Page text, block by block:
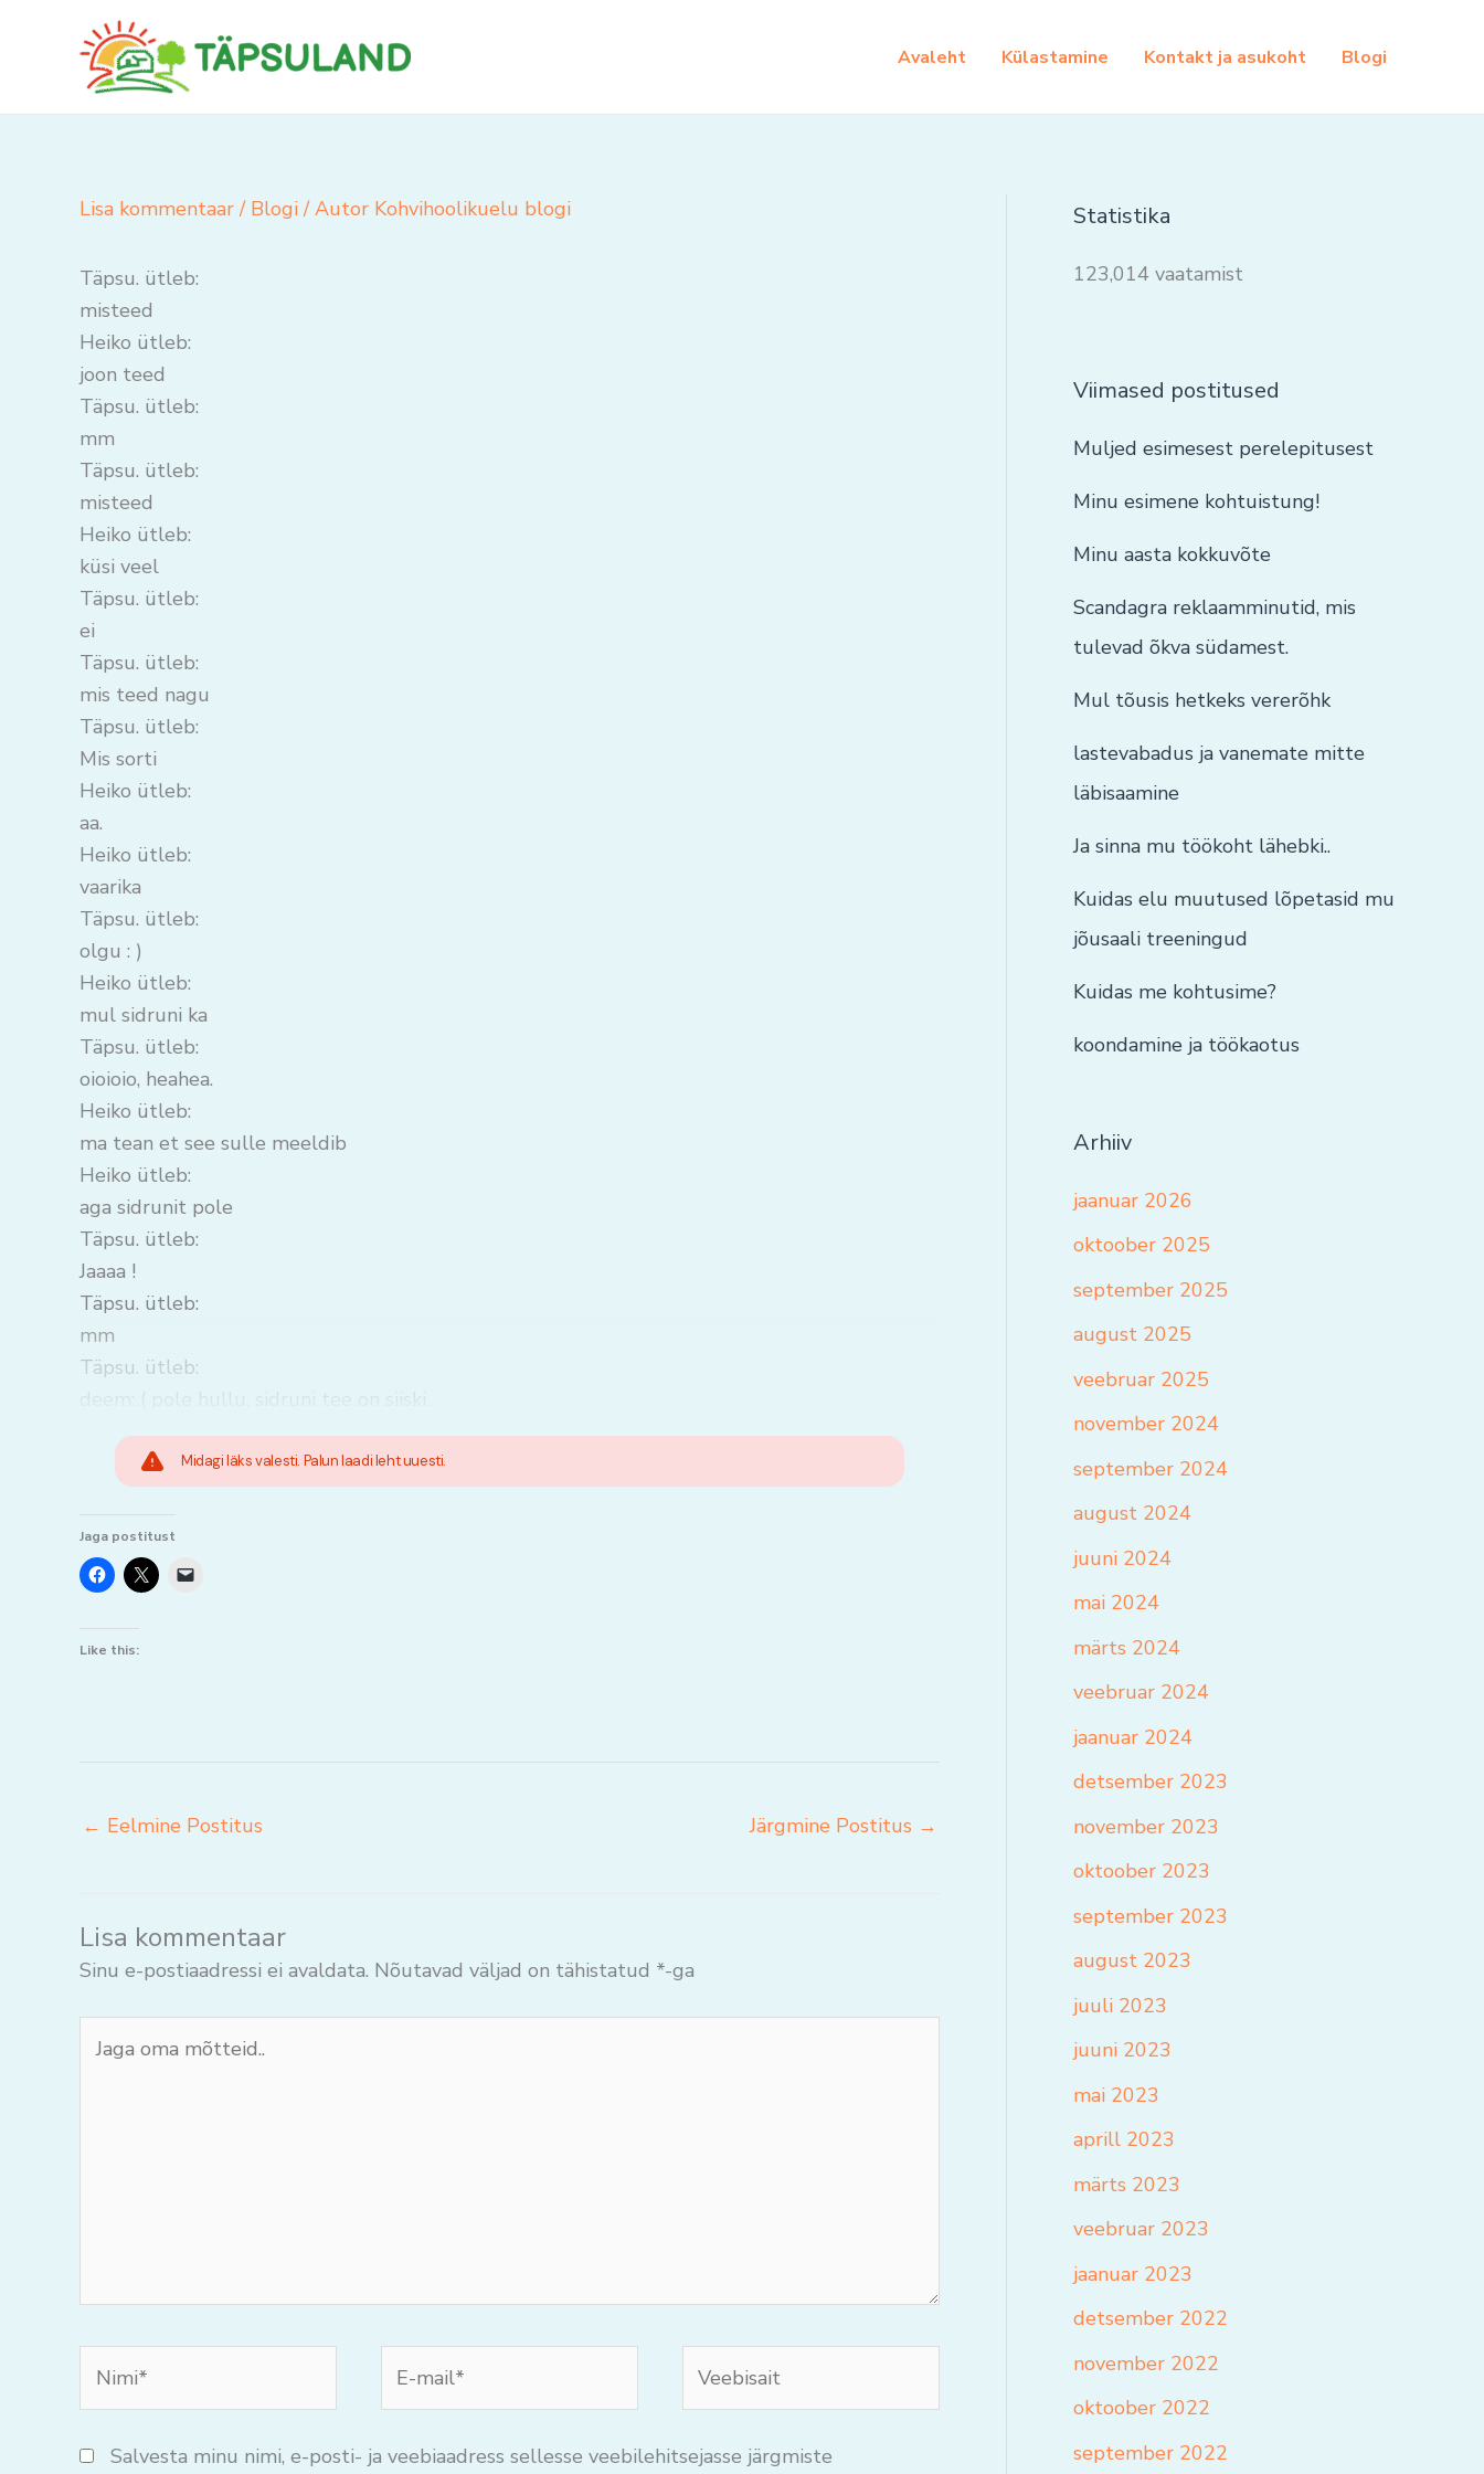
Avaleht Külastamine Kontakt ja asukoht Blogi
Lisa kommentaar / Blogi/ Autor Kohvihoolikuelu blogi
Täpsu. ütleb:
misteed
Heiko ütleb:
joon teed
Täpsu. ütleb:
mm
Täpsu. ütleb:
misteed
Heiko ütleb:
küsi veel
Täpsu. ütleb:
ei
Täpsu. ütleb:
mis teed nagu
Täpsu. ütleb:
Mis sorti
Heiko ütleb:
aa.
Heiko ütleb:
vaarika
Täpsu. ütleb:
olgu : )
Heiko ütleb:
mul sidruni ka
Täpsu. ütleb:
oioioio, heahea.
Heiko ütleb:
ma tean et see sulle meeldib
Heiko ütleb:
aga sidrunit pole
Täpsu. ütleb:
Jaaaa !
Täpsu. ütleb:
mm
Täpsu. ütleb:
Midagi läks valesti. Palun laadi leht uuesti.
Jaga postitust
Like this:
← Eelmine Postitus Järgmine Postitus →
Lisa kommentaar
Sinu e-postiaadressi ei avaldata. Nõutavad väljad on tähistatud *-ga
oma
mail*
Salvesta minu nimi, e-posti- ja veebiaadress sellesse veebilehitsejasse järgmiste
Statistika
123,014 vaatamist
Viimased postitused
Muljed esimesest perelepitusest
Minu esimene kohtuistung!
Minu aasta kokkuvõte
Scandagra reklaamminutid, mis
tulevad õkva südamest.
Mul tõusis hetkeks vererõhk
lastevabadus ja vanemate mitte
läbisaamine
Ja sinna mu töökoht lähebki..
Kuidas elu muutused lõpetasid mu
jõusaali treeningud
Kuidas me kohtusime?
koondamine ja töökaotus
Arhiiv
jaanuar 2026
oktoober 2025
september 2025
august 2025
veebruar 2025
november 2024
september 2024
august 2024
juuni 2024
mai 2024
märts 2024
veebruar 2024
jaanuar 2024
detsember 2023
november 2023
oktoober 2023
september 2023
august 2023
juuli 2023
juuni 2023
mai 2023
aprill 2023
märts 2023
veebruar 2023
jaanuar 2023
detsember 2022
november 2022
oktoober 2022
september 2022